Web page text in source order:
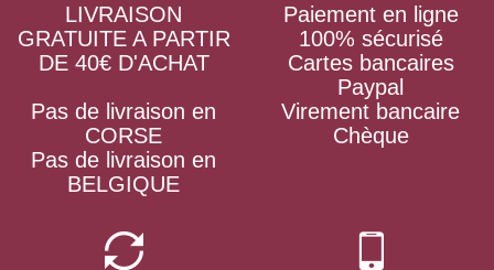
LIVRAISON
GRATUITE A PARTIR
DE 40€ D'ACHAT
Pas de livraison en
CORSE
Pas de livraison en
BELGIQUE
Paiement en ligne
100% sécurisé
Cartes bancaires
Paypal
Virement bancaire
Chèque